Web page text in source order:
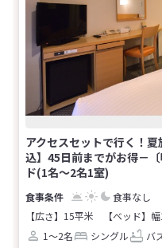
アクセスセットで行く！
込】45日前までがお得－
ド(1名～2名1室)
食事なし
【広さ】15平米
【ベッド】
1～2名
シングル バ